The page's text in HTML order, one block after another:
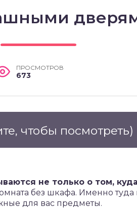
ПРОСМОТРОВ
673
чтобы посмотреть)
не только о том,
без шкафа. Именно туда
для вас предметы.